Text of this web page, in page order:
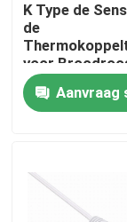
Glasntc
De
K Type de
de
voor
mft-4701
Aanvraag